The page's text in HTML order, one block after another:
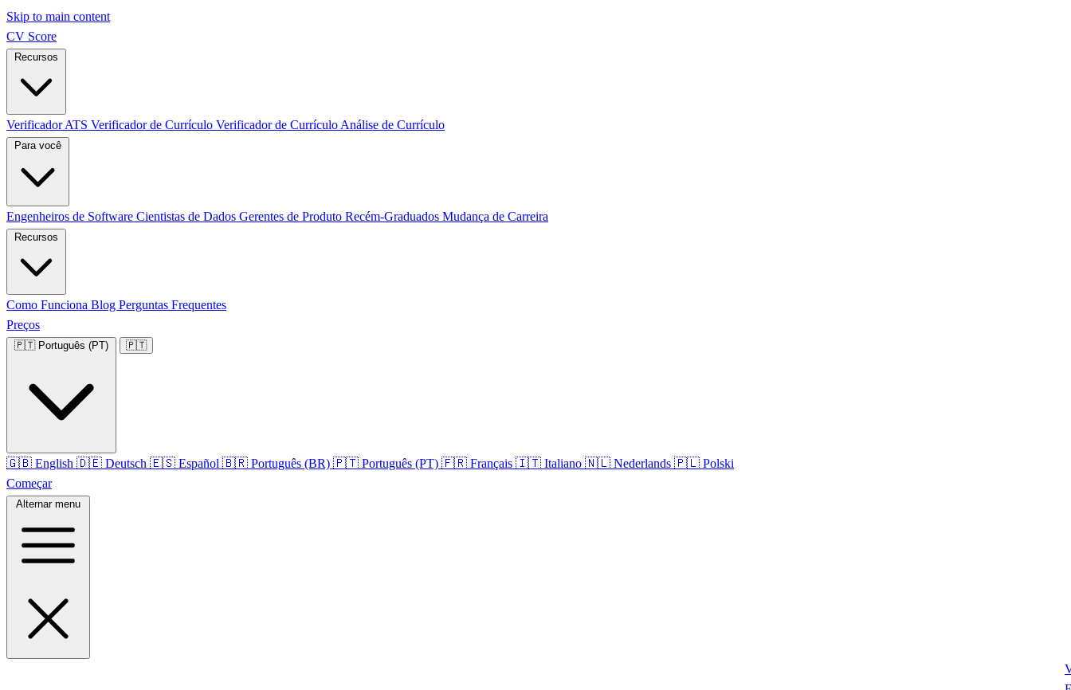
Skip to main content
CV Score
Verificador ATS Verificador de Currículo Verificador de Currículo Análise de Currículo
Engenheiros de Software Cientistas de Dados Gerentes de Produto Recém-Graduados Mudança de Carreira
Como Funciona Blog Perguntas Frequentes
Preços
🇵🇹 Português (PT) 🇵🇹
🇬🇧 English 🇩🇪 Deutsch 🇪🇸 Español 🇧🇷 Português (BR) 🇵🇹 Português (PT) 🇫🇷 Français 🇮🇹 Italiano 🇳🇱 Nederlands 🇵🇱 Polski
Começar
Alternar menu